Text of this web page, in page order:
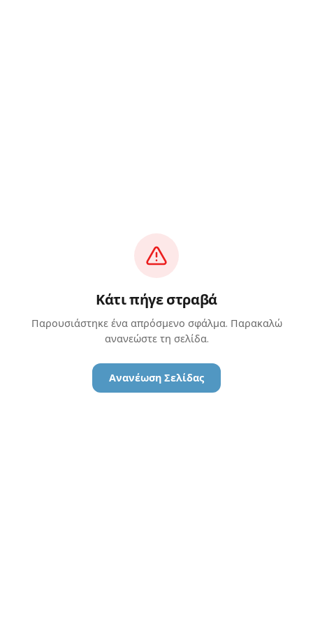
Κάτι πήγε στραβά
Παρουσιάστηκε ένα απρόσμενο σφάλμα. Παρακαλώ
ανανεώστε τη σελίδα.
Ανανέωση Σελίδας